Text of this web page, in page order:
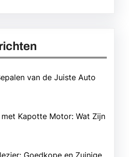
van de Juiste Auto
Kapotte Motor: Wat Zijn
Goedkope en Zuinige